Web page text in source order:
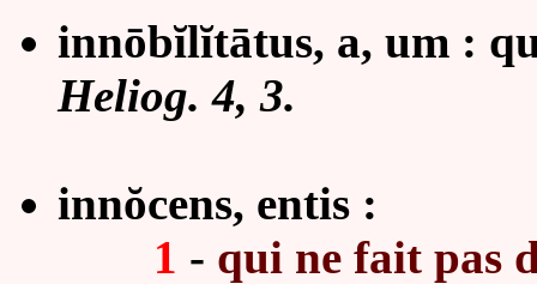
innōbĭlĭtātus, a, um :
Heliog. 4, 3.
innŏcens, entis :
1 - qui ne fait pas